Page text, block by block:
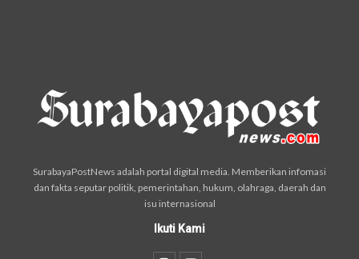
SurabayaPostNews adalah portal digital media. Memberikan infomasi
dan fakta seputar politik, pemerintahan, hukum, olahraga, daerah dan
isu internasional
Ikuti Kami